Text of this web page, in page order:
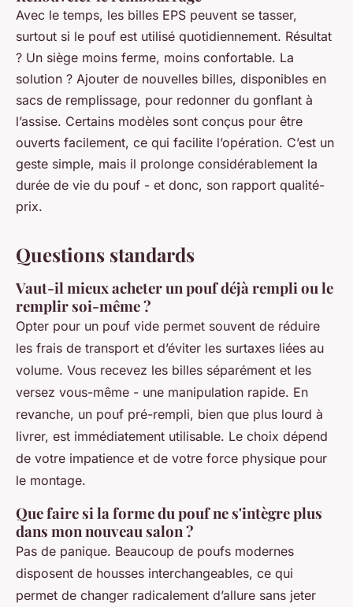
Avec le temps, les billes EPS peuvent se tasser,
surtout si le pouf est utilisé quotidiennement. Résultat
? Un siège moins ferme, moins confortable. La
solution ? Ajouter de nouvelles billes, disponibles en
sacs de remplissage, pour redonner du gonflant à
l’assise. Certains modèles sont conçus pour être
ouverts facilement, ce qui facilite l’opération. C’est un
geste simple, mais il prolonge considérablement la
durée de vie du pouf - et donc, son rapport qualité-
prix.
Questions standards
Vaut-il mieux acheter un pouf déjà rempli ou le
remplir soi-même ?
Opter pour un pouf vide permet souvent de réduire
les frais de transport et d’éviter les surtaxes liées au
volume. Vous recevez les billes séparément et les
versez vous-même - une manipulation rapide. En
revanche, un pouf pré-rempli, bien que plus lourd à
livrer, est immédiatement utilisable. Le choix dépend
de votre impatience et de votre force physique pour
le montage.
Que faire si la forme du pouf ne s'intègre plus
dans mon nouveau salon ?
Pas de panique. Beaucoup de poufs modernes
disposent de housses interchangeables, ce qui
permet de changer radicalement d’allure sans jeter